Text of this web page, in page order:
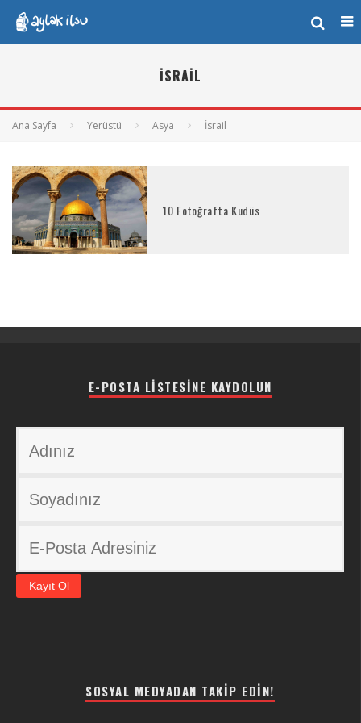
İSRAIL
Ana Sayfa Yerüstü Asya İsrail
10 Fotoğrafta Kudüs
E-POSTA LISTESINE KAYDOLUN
SOSYAL MEDYADAN TAKIP EDIN!